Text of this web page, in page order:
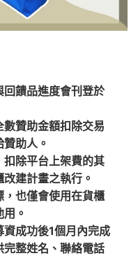
饋品進度會刊登於
贊助金額扣除交易
助人。
除平台上架費的其
建計畫之執行。
也僅會使用在貨櫃
。
成功後1個月內完成
整姓名、聯絡電話